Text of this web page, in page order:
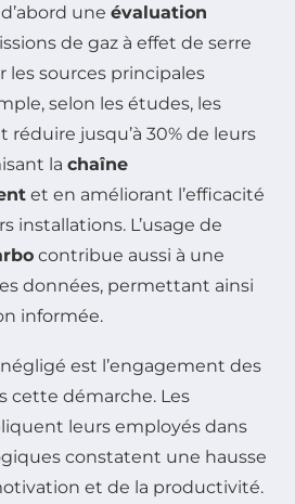
une évaluation
de gaz à effet de serre
les sources principales
selon les études, les
jusqu’à 30% de leurs
la chaîne
et en améliorant l’efficacité
installations. L’usage de
contribue aussi à une
données, permettant ainsi
informée.
est l’engagement des
cette démarche. Les
leurs employés dans
constatent une hausse
et de la productivité.